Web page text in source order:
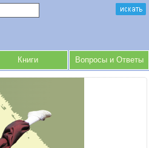
Книги Вопросы и Ответы